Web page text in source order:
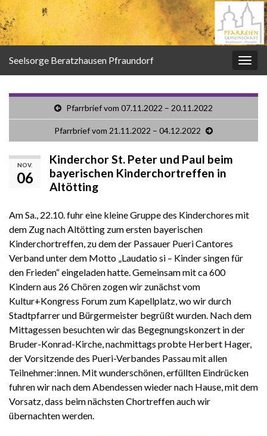
Seelsorge Beratzhausen Pfraundorf
Pfarrbrief vom 07.11.2022 – 20.11.2022
Pfarrbrief vom 21.11.2022 – 04.12.2022
NOV.
06
Kinderchor St. Peter und Paul beim
bayerischen Kinderchortreffen in
Altötting
Am Sa., 22.10. fuhr eine kleine Gruppe des Kinderchores mit
dem Zug nach Altötting zum ersten bayerischen
Kinderchortreffen, zu dem der Passauer Pueri Cantores
Verband unter dem Motto „Laudatio si – Kinder singen für
den Frieden“ eingeladen hatte. Gemeinsam mit ca 600
Kindern aus 26 Chören zogen wir zunächst vom
Kultur+Kongress Forum zum Kapellplatz, wo wir durch
Stadtpfarrer und Bürgermeister begrüßt wurden. Nach dem
Mittagessen besuchten wir das Begegnungskonzert in der
Bruder-Konrad-Kirche, nachmittags probte Herbert Hager,
der Vorsitzende des Pueri-Verbandes Passau mit allen
Teilnehmer:innen. Mit wunderschönen, erfüllten Eindrücken
fuhren wir nach dem Abendessen wieder nach Hause, mit dem
Vorsatz, dass beim nächsten Chortreffen auch wir
übernachten werden.